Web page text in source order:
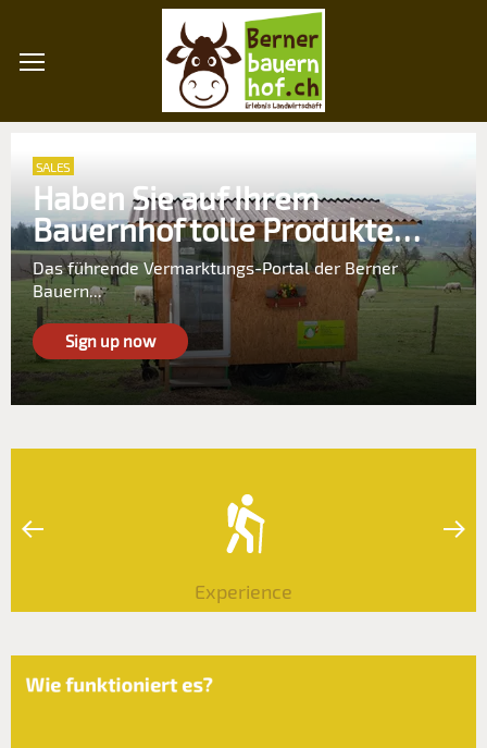
SALES
Haben Sie auf Ihrem
Bauernhof tolle Produkte…
Das führende Vermarktungs-Portal der Berner
Bauern...
Sign up now
Experience